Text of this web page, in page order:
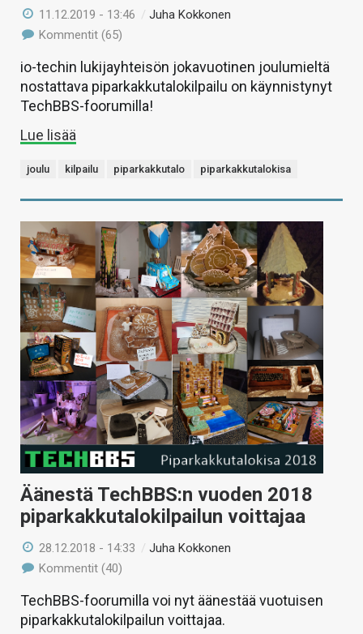
11.12.2019 - 13:46 /Juha Kokkonen
Kommentit (65)
io-techin lukijayhteisön jokavuotinen joulumieltä
nostattava piparkakkutalokilpailu on käynnistynyt
TechBBS-foorumilla!
Lue lisää
joulu kilpailu piparkakkutalo piparkakkutalokisa
Äänestä TechBBS:n vuoden 2018
piparkakkutalokilpailun voittajaa
28.12.2018 - 14:33 /Juha Kokkonen
Kommentit (40)
TechBBS-foorumilla voi nyt äänestää vuotuisen
piparkakkutalokilpailun voittajaa.